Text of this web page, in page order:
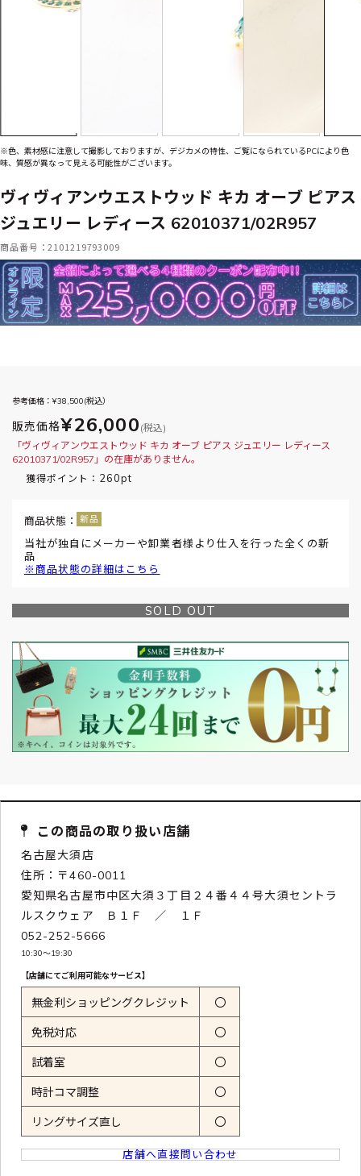
※色、素材感に注意して撮影しておりますが、デジカメの特性、ご覧になられているPCにより色
味、質感が異なって見える可能性がございます。
ヴィヴィアンウエストウッド キカ オーブ ピアス
ジュエリー レディース 62010371/02R957
商品番号：2101219793009
参考価格：¥38,500(税込）
販売価格¥26,000 (税込)
「ヴィヴィアンウエストウッド キカ オーブ ピアス ジュエリー レディース
62010371/02R957」の在庫がありません。
獲得ポイント： 260pt
商品状態：
当社が独自にメーカーや卸業者様より仕入を行った全くの新
品
※商品状態の詳細はこちら
SOLD OUT
この商品の取り扱い店舗
名古屋大須店
住所：〒460-0011
愛知県名古屋市中区大須３丁目２４番４４号大須セントラ
ルスクウェア Ｂ１Ｆ ／ １Ｆ
052-252-5666
10:30〜19:30
【店舗にてご利用可能なサービス】
無金利ショッピングクレジット 〇
免税対応 〇
試着室 〇
時計コマ調整 〇
リングサイズ直し 〇
店舗へ直接問い合わせ